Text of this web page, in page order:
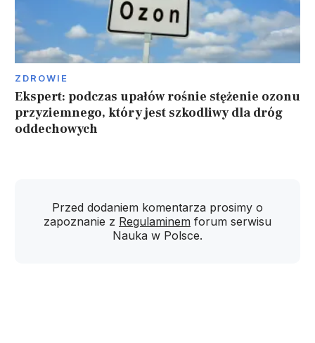
ZDROWIE
Ekspert: podczas upałów rośnie stężenie ozonu
przyziemnego, który jest szkodliwy dla dróg
oddechowych
Przed dodaniem komentarza prosimy o
zapoznanie z Regulaminem forum serwisu
Nauka w Polsce.